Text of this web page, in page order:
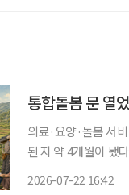
통합돌봄 문 열
의료·요양·돌봄 서
된 지 약 4개월이 됐
2026-07-22 16:42